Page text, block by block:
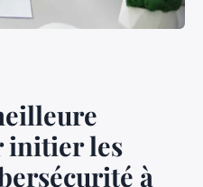
initier les
à